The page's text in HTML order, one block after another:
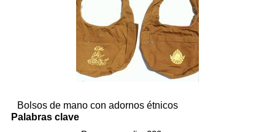
Bolsos de mano con adornos étnicos
Palabras clave